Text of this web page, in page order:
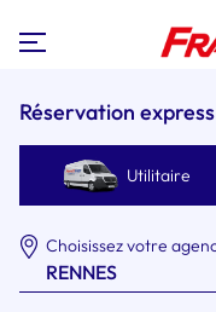
Réservation express
Utilitaire
Choisissez votre